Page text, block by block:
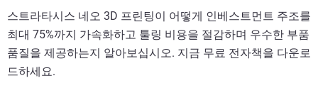
스트라타시스 네오 3D 프린팅이 어떻게 인베스트먼트 주조를
최대 75%까지 가속화하고 툴링 비용을 절감하며 우수한 부품
품질을 제공하는지 알아보십시오. 지금 무료 전자책을 다운로
드하세요.